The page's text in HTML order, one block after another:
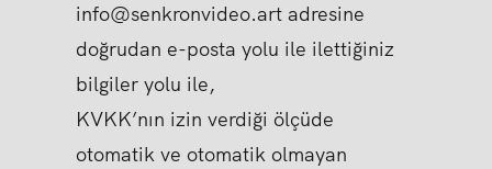
info@senkronvideo.art adresine
doğrudan e-posta yolu ile ilettiğiniz
bilgiler yolu ile,
KVKK’nın izin verdiği ölçüde
otomatik ve otomatik olmayan